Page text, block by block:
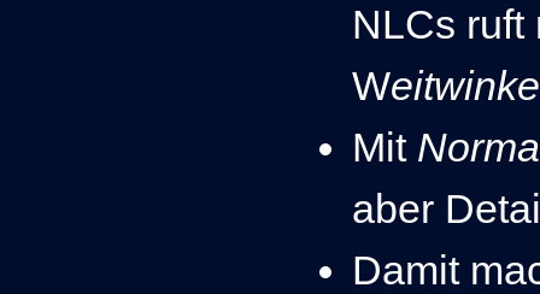
NLCs ruft
W
Mit
aber
Damit